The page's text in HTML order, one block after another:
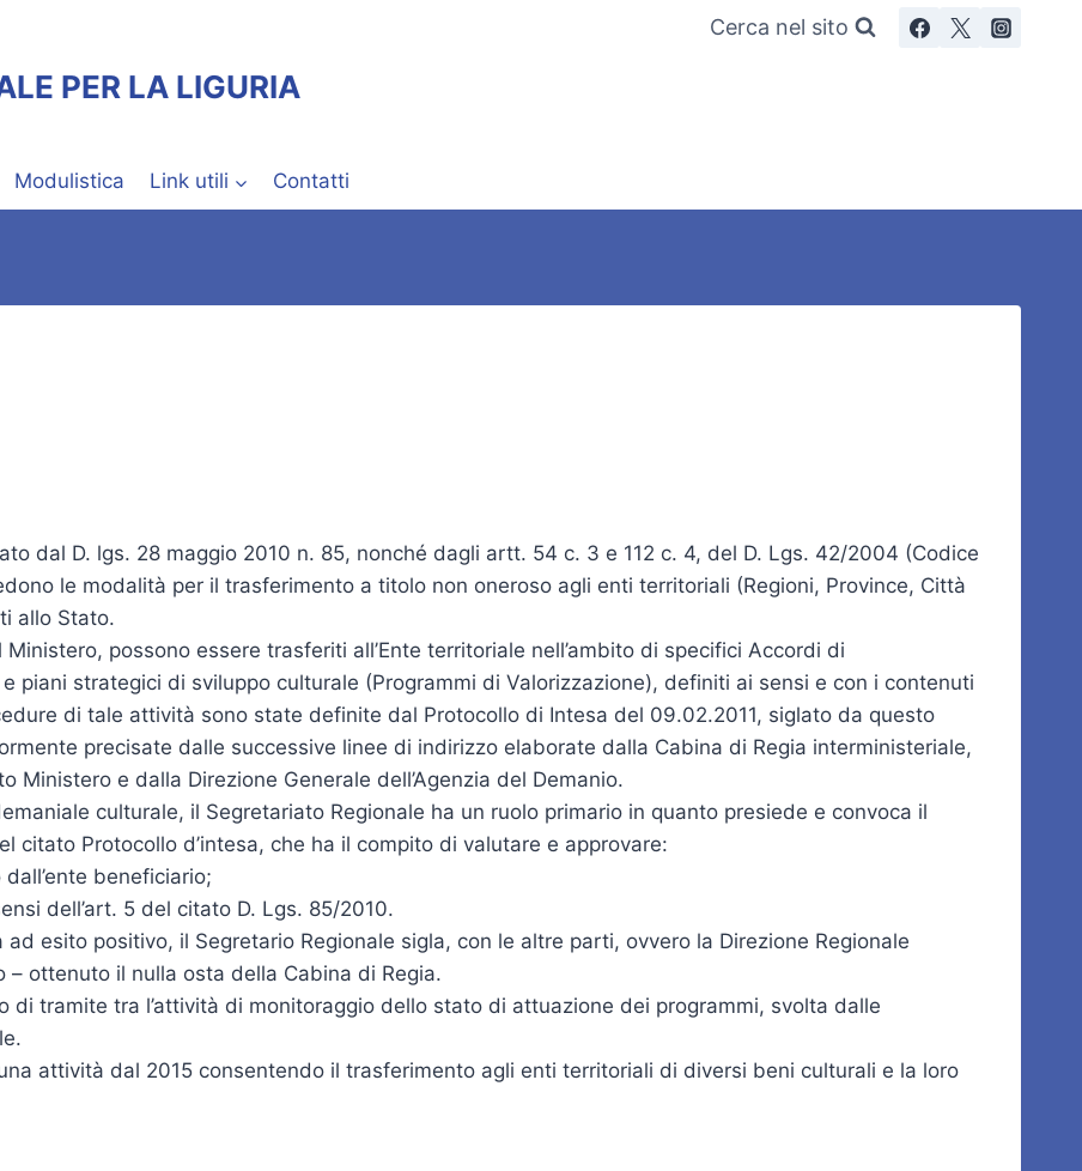
Cerca nel sito
PER LA LIGURIA
Modulistica Link utili Contatti
dal D. lgs. 28 maggio 2010 n. 85, nonché dagli artt. 54 c. 3 e 112 c. 4, del D. Lgs. 42/2004 (Codice
le modalità per il trasferimento a titolo non oneroso agli enti territoriali (Regioni, Province, Città
allo Stato.
possono essere trasferiti all’Ente territoriale nell’ambito di specifici Accordi di
piani strategici di sviluppo culturale (Programmi di Valorizzazione), definiti ai sensi e con i contenuti
di tale attività sono state definite dal Protocollo di Intesa del 09.02.2011, siglato da questo
precisate dalle successive linee di indirizzo elaborate dalla Cabina di Regia interministeriale,
Ministero e dalla Direzione Generale dell’Agenzia del Demanio.
culturale, il Segretariato Regionale ha un ruolo primario in quanto presiede e convoca il
citato Protocollo d’intesa, che ha il compito di valutare e approvare:
beneficiario;
dell’art. 5 del citato D. Lgs. 85/2010.
esito positivo, il Segretario Regionale sigla, con le altre parti, ovvero la Direzione Regionale
– ottenuto il nulla osta della Cabina di Regia.
di tramite tra l’attività di monitoraggio dello stato di attuazione dei programmi, svolta dalle
attività dal 2015 consentendo il trasferimento agli enti territoriali di diversi beni culturali e la loro